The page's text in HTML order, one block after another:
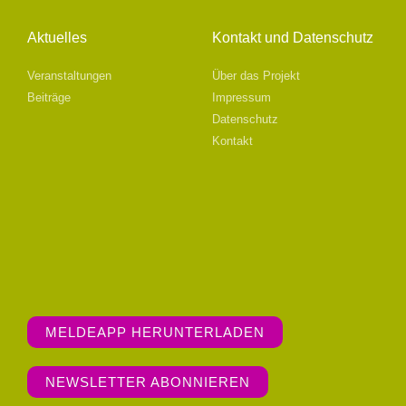
Aktuelles
Veranstaltungen
Beiträge
Kontakt und Datenschutz
Über das Projekt
Impressum
Datenschutz
Kontakt
MELDEAPP HERUNTERLADEN
NEWSLETTER ABONNIEREN